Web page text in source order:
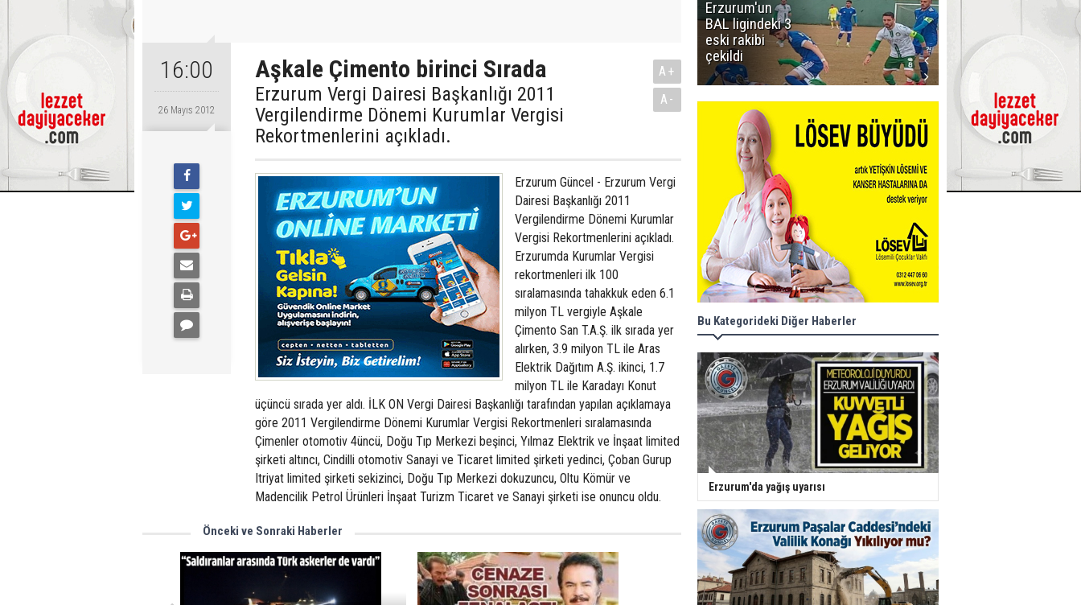
16:00
26 Mayıs 2012
Aşkale Çimento birinci Sırada
Erzurum Vergi Dairesi Başkanlığı 2011
Vergilendirme Dönemi Kurumlar Vergisi
Rekortmenlerini açıkladı.
A+
A-
Erzurum Güncel - Erzurum Vergi
Dairesi Başkanlığı 2011
Vergilendirme Dönemi Kurumlar
Vergisi Rekortmenlerini açıkladı.
Erzurumda Kurumlar Vergisi
rekortmenleri ilk 100
sıralamasında tahakkuk eden 6.1
milyon TL vergiyle Aşkale
Çimento San T.A.Ş. ilk sırada yer
alırken, 3.9 milyon TL ile Aras
Elektrik Dağıtım A.Ş. ikinci, 1.7
milyon TL ile Karadayı Konut
üçüncü sırada yer aldı. İLK ON Vergi Dairesi Başkanlığı tarafından yapılan açıklamaya
göre 2011 Vergilendirme Dönemi Kurumlar Vergisi Rekortmenleri sıralamasında
Çimenler otomotiv 4üncü, Doğu Tıp Merkezi beşinci, Yılmaz Elektrik ve İnşaat limited
şirketi altıncı, Cindilli otomotiv Sanayi ve Ticaret limited şirketi yedinci, Çoban Gurup
Itriyat limited şirketi sekizinci, Doğu Tıp Merkezi dokuzuncu, Oltu Kömür ve
Madencilik Petrol Ürünleri İnşaat Turizm Ticaret ve Sanayi şirketi ise onuncu oldu.
Önceki ve Sonraki Haberler
Erzurum'un
BAL ligindeki 3
eski rakibi
çekildi
Manyak
mısınız siz
oğlum ya?
Bu Kategorideki Diğer Haberler
Erzurum'da yağış uyarısı